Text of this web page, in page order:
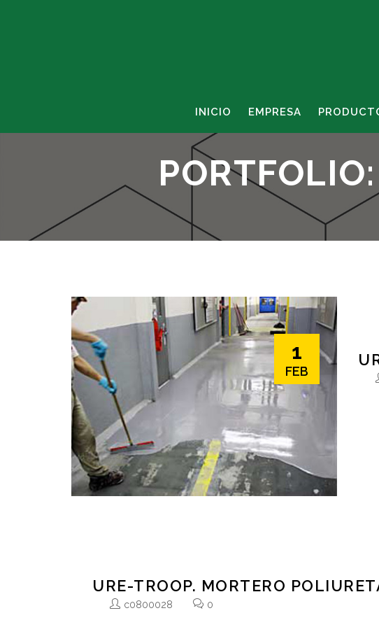
INICIO EMPRESA
PORTFOLIO:
1
FEB
URE-TROOP. MORTERO
c0800028
0